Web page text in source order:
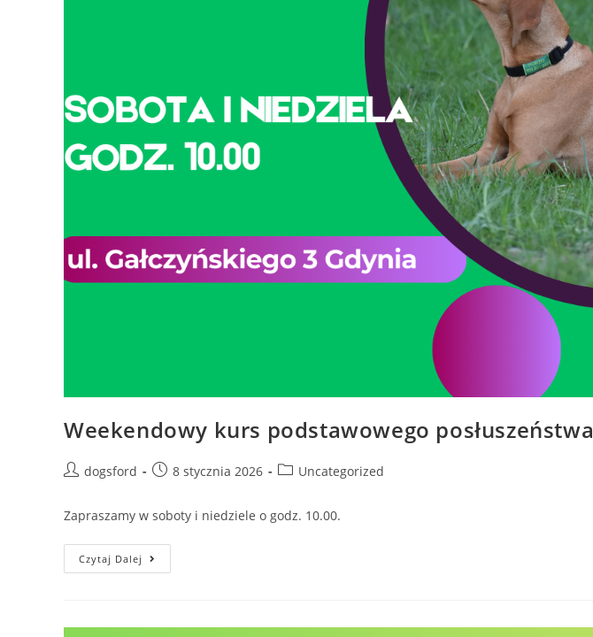
Weekendowy kurs podstawowego posłuszeństwa
Postdogsford
Post8 stycznia 2026
PostUncategorized
Zapraszamy w soboty i niedziele o godz. 10.00.
Czytaj Dalej Weekendowy
Kurs